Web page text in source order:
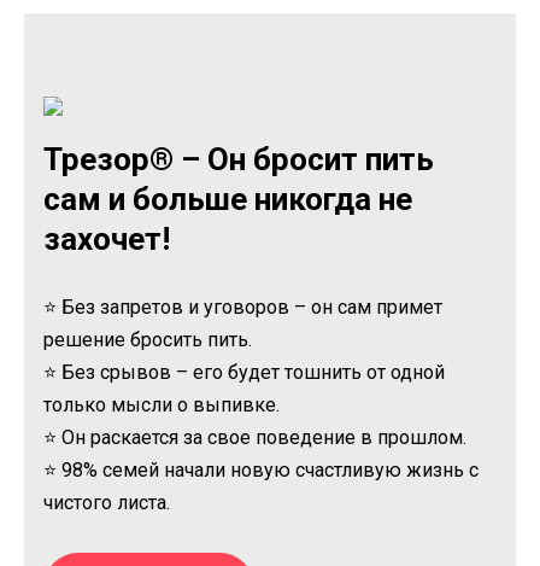
Трезор® – Он бросит пить
сам и больше никогда не
захочет!
⭐ Без запретов и уговоров – он сам примет
решение бросить пить.
⭐ Без срывов – его будет тошнить от одной
только мысли о выпивке.
⭐ Он раскается за свое поведение в прошлом.
⭐ 98% семей начали новую счастливую жизнь с
чистого листа.